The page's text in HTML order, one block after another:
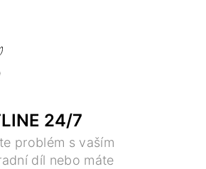
24/7
problém s vaším
díl nebo máte